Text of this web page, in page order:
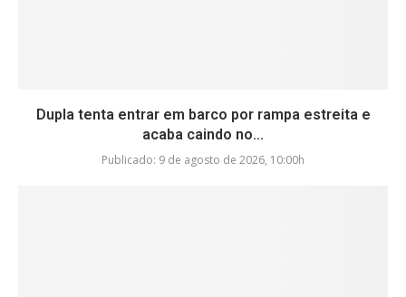
Dupla tenta entrar em barco por rampa estreita e
acaba caindo no...
Publicado: 9 de agosto de 2026, 10:00h